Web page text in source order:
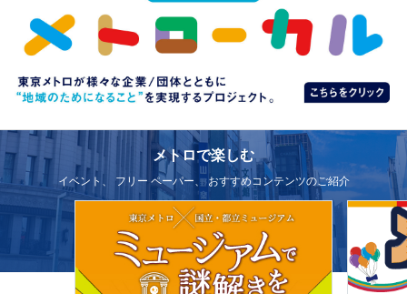
メトロで楽しむ
イベント、 フリー ペーパー、 おすすめコンテンツのご紹介